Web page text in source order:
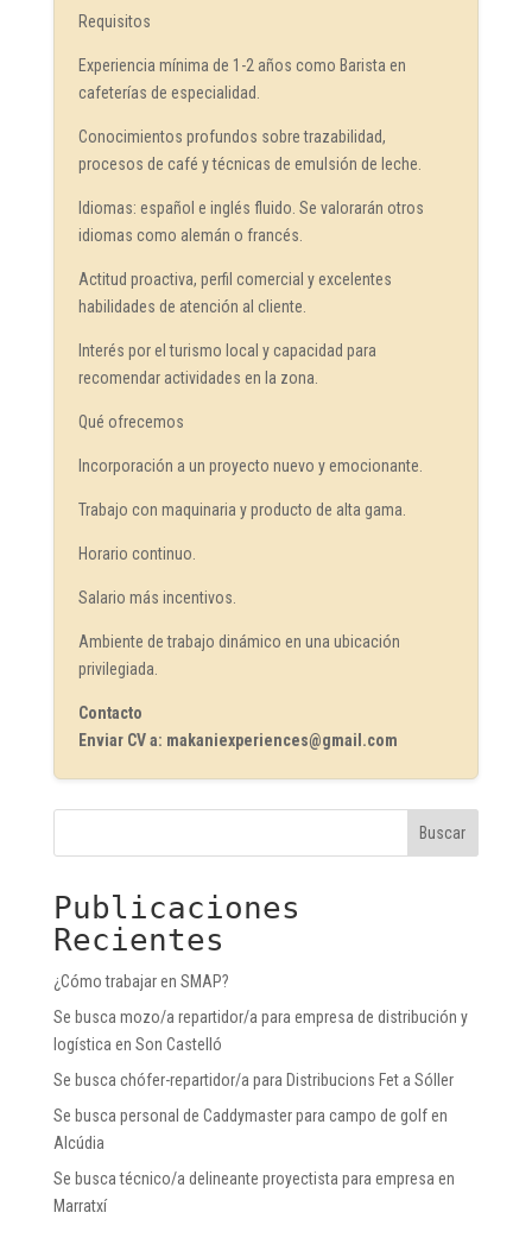
Requisitos
Experiencia mínima de 1-2 años como Barista en
cafeterías de especialidad.
Conocimientos profundos sobre trazabilidad,
procesos de café y técnicas de emulsión de leche.
Idiomas: español e inglés fluido. Se valorarán otros
idiomas como alemán o francés.
Actitud proactiva, perfil comercial y excelentes
habilidades de atención al cliente.
Interés por el turismo local y capacidad para
recomendar actividades en la zona.
Qué ofrecemos
Incorporación a un proyecto nuevo y emocionante.
Trabajo con maquinaria y producto de alta gama.
Horario continuo.
Salario más incentivos.
Ambiente de trabajo dinámico en una ubicación
privilegiada.
Contacto
Enviar CV a: makaniexperiences@gmail.com
Buscar
Publicaciones
Recientes
¿Cómo trabajar en SMAP?
Se busca mozo/a repartidor/a para empresa de distribución y
logística en Son Castelló
Se busca chófer-repartidor/a para Distribucions Fet a Sóller
Se busca personal de Caddymaster para campo de golf en
Alcúdia
Se busca técnico/a delineante proyectista para empresa en
Marratxí